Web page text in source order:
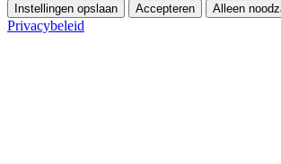
Instellingen opslaan Accepteren Alleen
Privacybeleid